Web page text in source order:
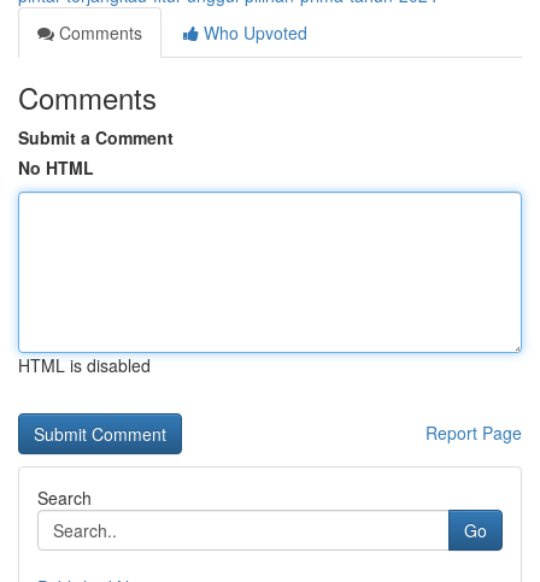
Comments
Who Upvoted
Comments
Submit a Comment
No HTML
HTML is disabled
Report Page
Search
Go